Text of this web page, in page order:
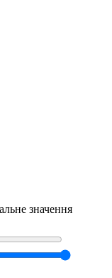
значення